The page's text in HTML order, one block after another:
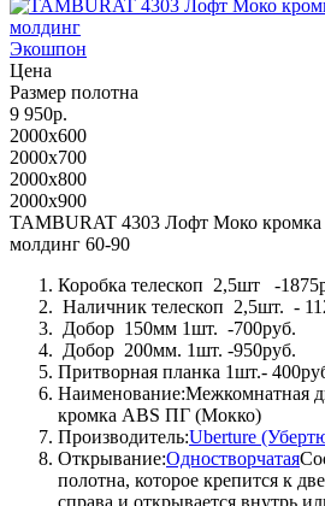
Экошпон
Цена
Размер полотна
9 950р.
2000x600
2000x700
2000x800
2000x900
TAMBURAT 4303 Лофт Моко кромка
молдинг 60-90
Коробка телескоп 2,5шт -
Наличник телескоп 2,5шт. -
Добор 150мм 1шт. -700руб.
Добор 200мм. 1шт. -950руб.
Притворная планка 1шт.-
Наименование:Межкомнатная
кромка ABS ПГ (Мокко)
Производитель:Uberture
Открывание:Одностворчатая
полотна, которое крепится к
справа и открывается внутрь